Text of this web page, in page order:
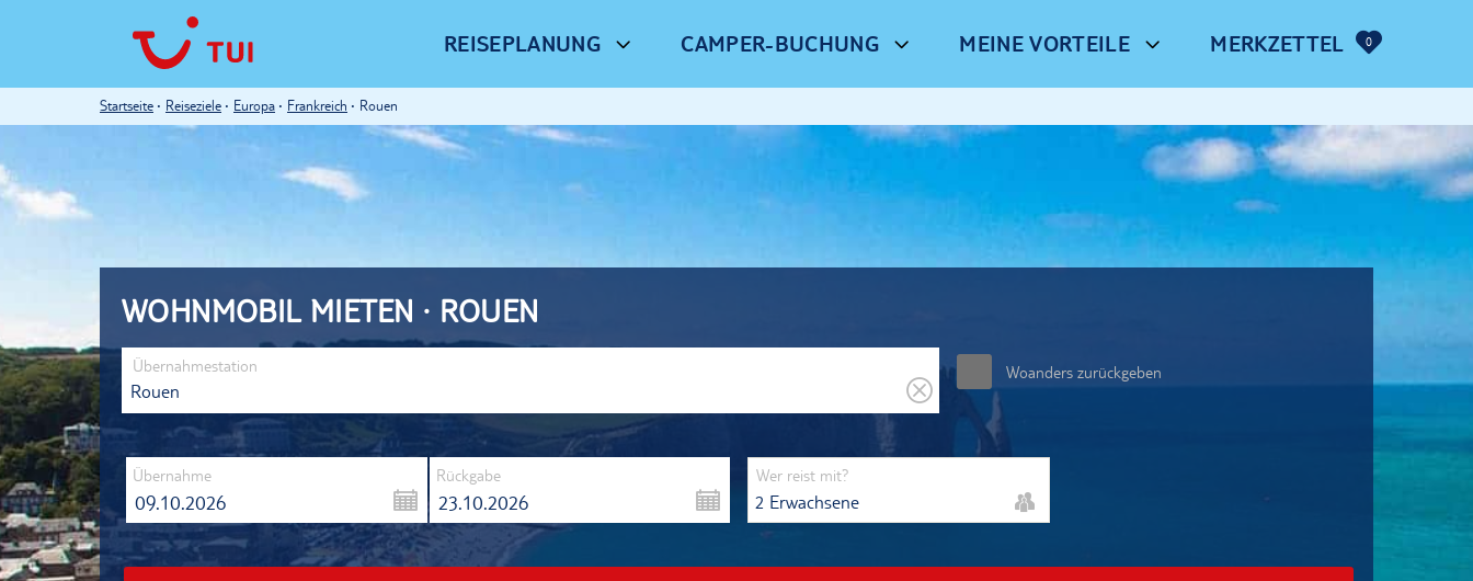
0
MERKZETTEL
REISEPLANUNG CAMPER-BUCHUNG MEINE VORTEILE
Startseite Reiseziele Europa Frankreich Rouen
WOHNMOBIL MIETEN · ROUEN
Übernahmestation Woanders zurückgeben
Übernahme
09.10.2026
Rückgabe
23.10.2026
Wer reist mit?
2 Erwachsene